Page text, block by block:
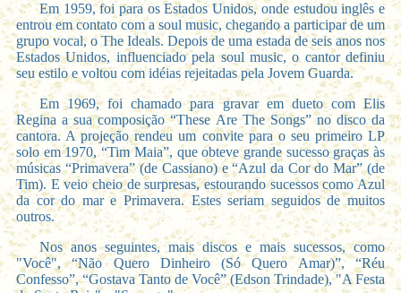
Em 1959, foi para os Estados Unidos, onde estudou inglês e
entrou em contato com a soul music, chegando a participar de um
grupo vocal, o The Ideals. Depois de uma estada de seis anos nos
Estados Unidos, influenciado pela soul music, o cantor definiu
seu estilo e voltou com idéias rejeitadas pela Jovem Guarda.
Em 1969, foi chamado para gravar em dueto com Elis
Regina a sua composição “These Are The Songs” no disco da
cantora. A projeção rendeu um convite para o seu primeiro LP
solo em 1970, “Tim Maia”, que obteve grande sucesso graças às
músicas “Primavera” (de Cassiano) e “Azul da Cor do Mar” (de
Tim). E veio cheio de surpresas, estourando sucessos como Azul
da cor do mar e Primavera. Estes seriam seguidos de muitos
outros.
Nos anos seguintes, mais discos e mais sucessos, como
"Você", “Não Quero Dinheiro (Só Quero Amar)”, “Réu
Confesso”, “Gostava Tanto de Você” (Edson Trindade), "A Festa